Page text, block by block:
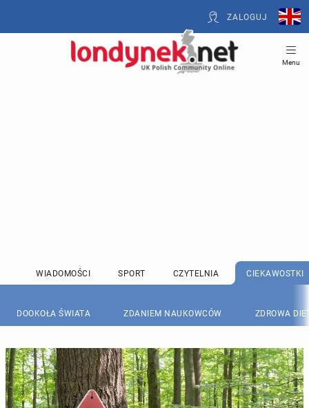
ZALOGUJ
Menu
WIADOMOŚCI SPORT CZYTELNIA CIEKAWOSTKI
DOOKOŁA ŚWIATA ZDANIEM NAUKOWCÓW ZDROWA